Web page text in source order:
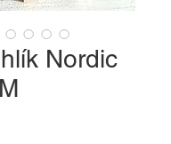
Nordic